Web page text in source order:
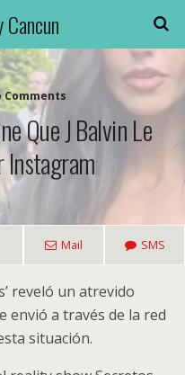
Cancun
Comments
Que J Balvin Le
Instagram
Mail SMS
reveló un atrevido
envió a través de la red
situación.